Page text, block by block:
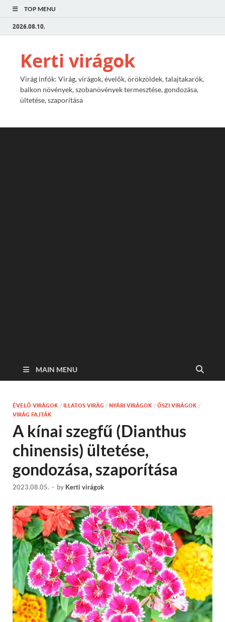
TOP MENU
2026.08.10.
Kerti virágok
Virág infók: Virág, virágok, évelők, örökzöldek, talajtakarók,
balkon növények, szobanövények termesztése, gondozása,
ültetése, szaporítása
MAIN MENU
ÉVELŐ VIRÁGOK / ILLATOS VIRÁG / NYÁRI VIRÁGOK / ŐSZI VIRÁGOK /
VIRÁG FAJTÁK
A kínai szegfű (Dianthus
chinensis) ültetése,
gondozása, szaporítása
2023.08.05. - by Kerti virágok